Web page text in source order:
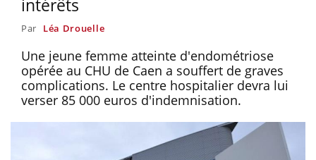
intérêts
Par Léa Drouelle
Une jeune femme atteinte d'endométriose
opérée au CHU de Caen a souffert de graves
complications. Le centre hospitalier devra lui
verser 85 000 euros d'indemnisation.